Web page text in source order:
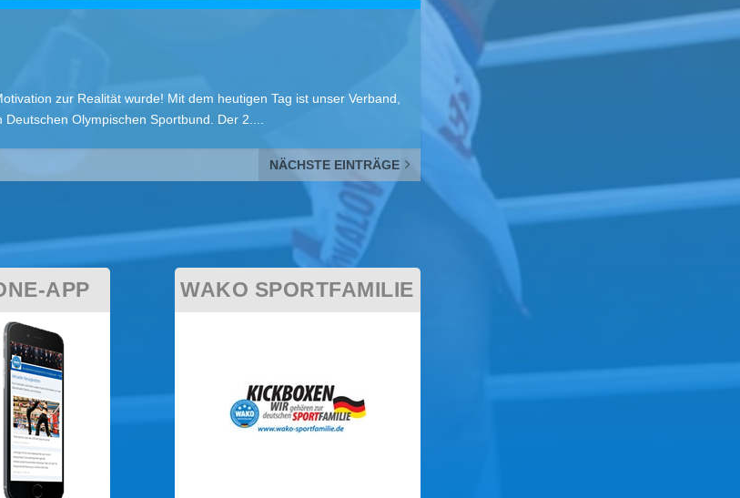
zur Realität wurde! Mit dem heutigen Tag ist unser Verband,
Olympischen Sportbund. Der 2....
NÄCHSTE EINTRÄGE
APP WAKO SPORTFAMILIE